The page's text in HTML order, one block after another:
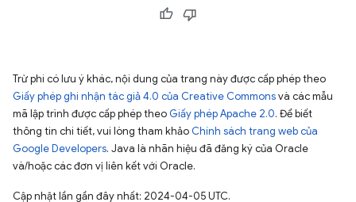
Trừ phi có lưu ý khác, nội dung của trang này được cấp phép theo
Giấy phép ghi nhận tác giả 4.0 của Creative Commonsvà các mẫu
mã lập trình được cấp phép theo Giấy phép Apache 2.0. Để biết
thông tin chi tiết, vui lòng tham khảo Chính sách trang web của
Google Developers. Java là nhãn hiệu đã đăng ký của Oracle
và/hoặc các đơn vị liên kết với Oracle.
Cập nhật lần gần đây nhất: 2024-04-05 UTC.